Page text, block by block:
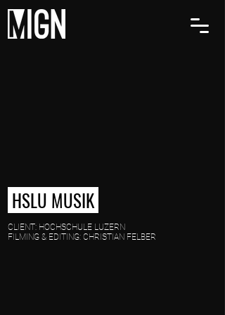
HSLU MUSIK
CLIENT: HOCHSCHULE LUZERN
FILMING & EDITING: CHRISTIAN FELBER